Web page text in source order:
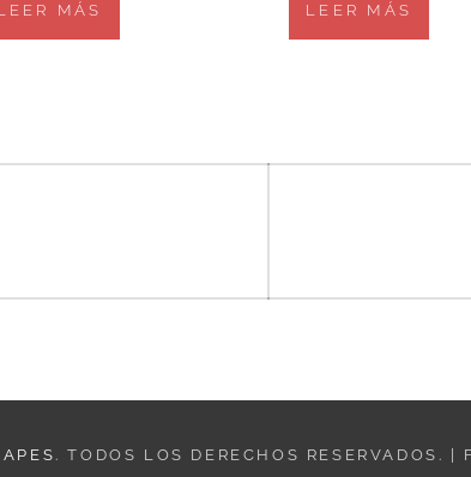
MÁS LEER MÁS
. TODOS LOS DERECHOS RESERVADOS.